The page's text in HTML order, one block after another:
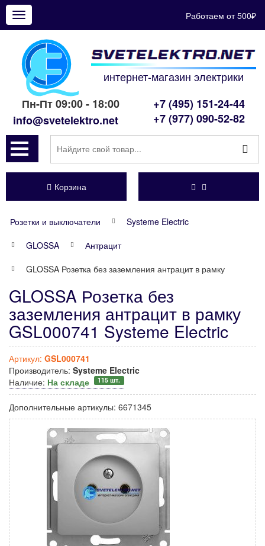
Показать
меню
Работаем от 500₽
интернет-магазин электрики
Пн-Пт 09:00 - 18:00
info@svetelektro.net
+7 (495) 151-24-44
+7 (977) 090-52-82
Корзина
Розетки и выключатели
Systeme Electric
GLOSSA
Антрацит
GLOSSA Розетка без заземления антрацит в рамку
GLOSSA Розетка без
заземления антрацит в рамку
GSL000741 Systeme Electric
Артикул: GSL000741
Производитель: Systeme Electric
Наличие: На складе 115 шт.
Дополнительные артикулы: 6671345